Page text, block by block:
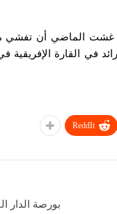
في غشت الماضي أن
في القارة الإفريقية في
ReddIt